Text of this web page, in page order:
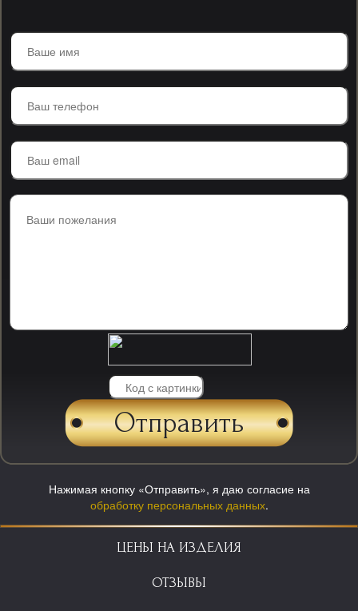
Нажимая кнопку «Отправить», я даю согласие на
обработку персональных данных.
ЦЕНЫ НА ИЗДЕЛИЯ
ОТЗЫВЫ